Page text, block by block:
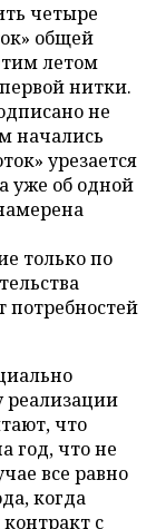
четыре
общей
летом
нитки.
не
начались
урезается
уже об одной
только по
потребностей
реализации
что
год, что не
все равно
когда
с